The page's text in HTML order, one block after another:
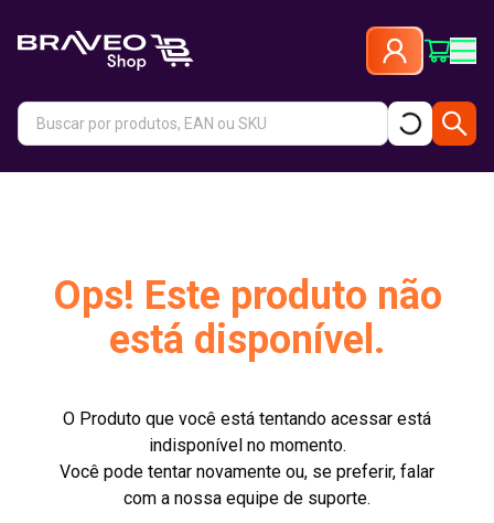
Ops! Este produto não
está disponível.
O Produto que você está tentando acessar está
indisponível no momento.
Você pode tentar novamente ou, se preferir, falar
com a nossa equipe de suporte.